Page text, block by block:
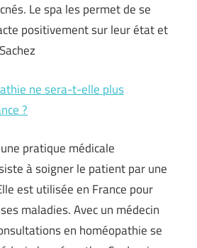
Le spa les permet de se
positivement sur leur état et
ne sera-t-elle plus
?
pratique médicale
à soigner le patient par une
est utilisée en France pour
maladies. Avec un médecin
en homéopathie se